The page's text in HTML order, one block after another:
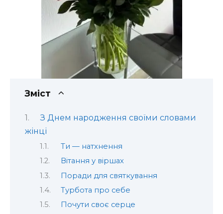
Зміст
З Днем народження своїми словами
жінці
Ти — натхнення
Вітання у віршах
Поради для святкування
Турбота про себе
Почути своє серце